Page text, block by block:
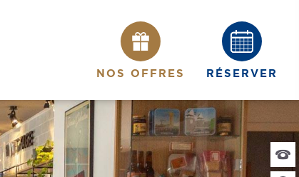
NOS OFFRES RÉSERVER